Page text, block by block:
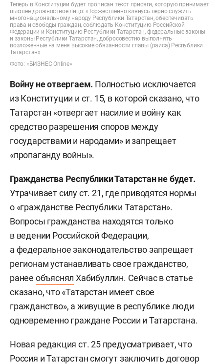
Теперь в Конституции будет прописан текст присяги, которую принимает
высшее должностное лицо: «Торжественно клянусь верно служить
многонациональному народу Республики Татарстан, обеспечивать
права и свободы граждан, соблюдать Конституцию Российской
Федерации и Конституцию Республики Татарстан, федеральные законы
и законы Республики Татарстан, добросовестно выполнять
возложенные на меня высокие обязанности главы (раиса) Республики
Татарстан»
Фото: «БИЗНЕС Online»
Войну не отвергаем. Полностью исключается
из Конституции и ст. 15, в которой сказано, что
Татарстан «отвергает насилие и войну как
средство разрешения споров между
государствами и народами» и запрещает
«пропаганду войны».
Гражданства Республики Татарстан не будет.
Утрачивает силу ст. 21, где приводятся нормы
о «гражданстве Республики Татарстан».
Вопросы гражданства находятся только
в ведении Российской Федерации,
а федеральное законодательство запрещает
регионам устанавливать свое гражданство,
ранее объяснял Хабибуллин. Сейчас в статье
сказано, что «Татарстан имеет свое
гражданство», а живущие в республике люди
одновременно граждане России и Татарстана.
Новая редакция ст. 25 предусматривает, что
Россия и Татарстан смогут заключить договор